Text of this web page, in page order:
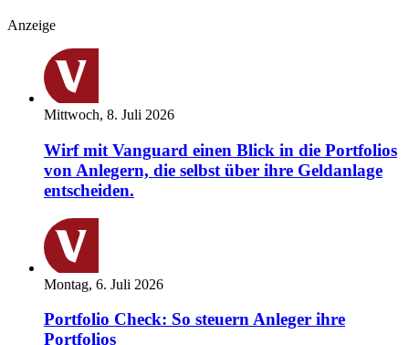
Anzeige
Mittwoch, 8. Juli 2026
Wirf mit Vanguard einen Blick in die Portfolios
von Anlegern, die selbst über ihre Geldanlage
entscheiden.
Montag, 6. Juli 2026
Portfolio Check: So steuern Anleger ihre
Portfolios